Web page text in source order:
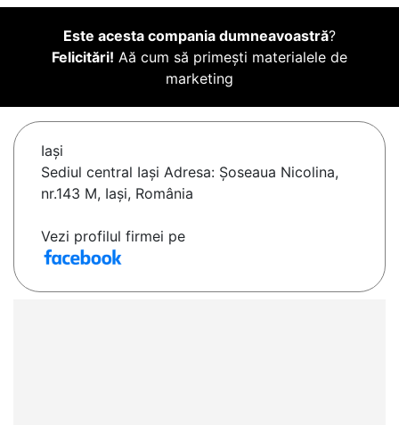
Este acesta compania dumneavoastră?
Felicitări! Aă cum să primești materialele de
marketing
Iaşi
Sediul central Iași Adresa: Șoseaua Nicolina,
nr.143 M, Iași, România
Vezi profilul firmei pe